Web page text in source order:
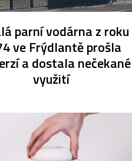
parní vodárna z roku
ve Frýdlantě prošla
a dostala nečekané
využití